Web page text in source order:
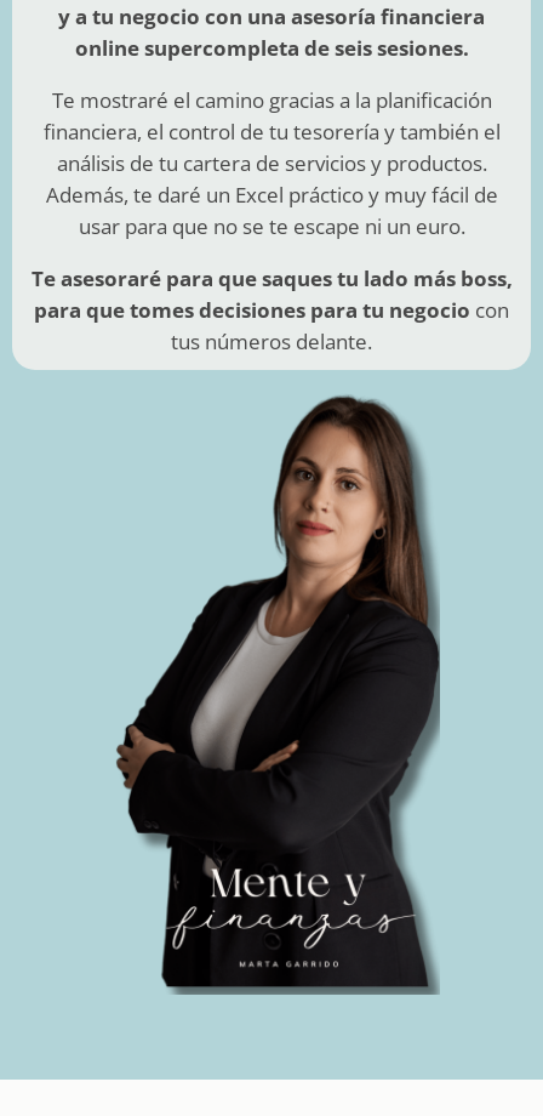
y a tu negocio con una asesoría financiera
online supercompleta de seis sesiones.
Te mostraré el camino gracias a la planificación
financiera, el control de tu tesorería y también el
análisis de tu cartera de servicios y productos.
Además, te daré un Excel práctico y muy fácil de
usar para que no se te escape ni un euro.
Te asesoraré para que saques tu lado más boss,
para que tomes decisiones para tu negocio con
tus números delante.